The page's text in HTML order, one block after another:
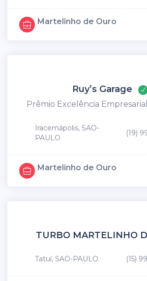
Martelinho de Ouro
Ruy’s Garage
Prêmio Excelência
Iracemápolis, SAO-
PAULO
(19)
Martelinho de Ouro
TURBO MARTELINHO
Tatuí, SAO-PAULO (15)